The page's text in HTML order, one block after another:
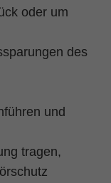
oder um
des
und
tragen,